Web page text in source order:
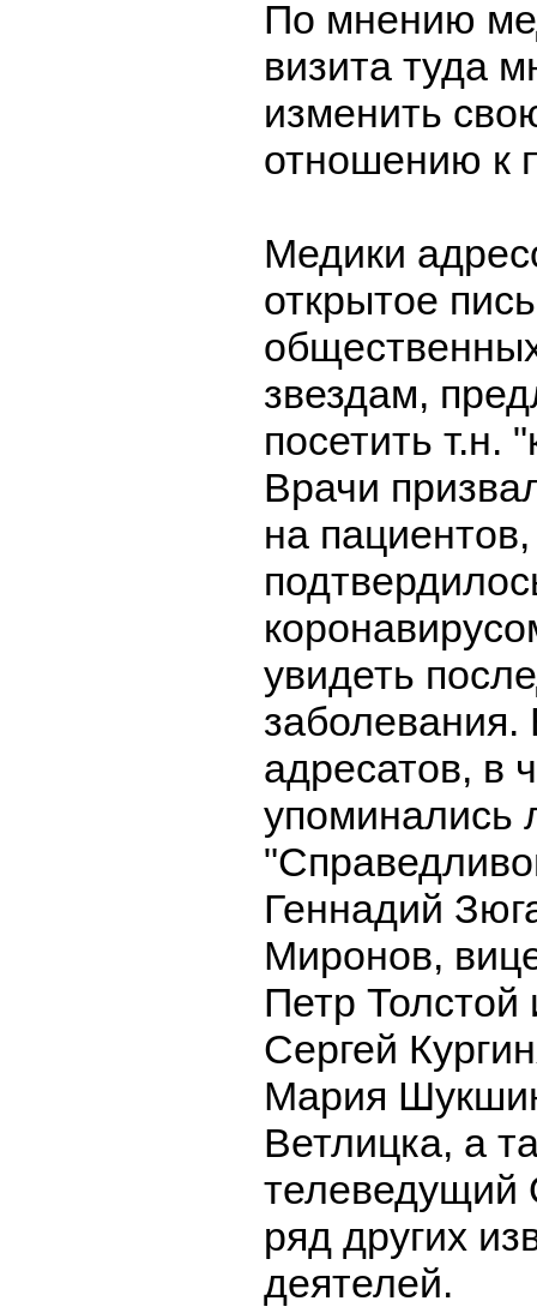
По мнению
визита туда
изменить
отношению к
Медики
открытое
звездам,
посетить т.н.
Врачи
на
увидеть
заболевания.
адресатов, в
Геннадий
Миронов,
Петр Толстой
Сергей
Мария
Ветлицка, а
телеведущий
ряд других
деятелей.